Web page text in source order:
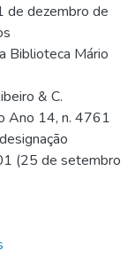
de dezembro de
Biblioteca Mário
& C.
Ano 14, n. 4761
(25 de setembro